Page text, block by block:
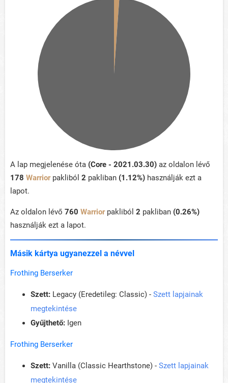
A lap megjelenése óta (Core - 2021.03.30) az oldalon lévő
178 Warriorpakliból 2 pakliban (1.12%) használják ezt a
lapot.
Az oldalon lévő 760 Warriorpakliból 2 pakliban (0.26%)
használják ezt a lapot.
Másik kártya ugyanezzel a névvel
Frothing Berserker
Szett: Legacy (Eredetileg: Classic) - Szett lapjainak
megtekintése
Gyűjthető: Igen
Frothing Berserker
Szett: Vanilla (Classic Hearthstone) - Szett lapjainak
megtekintése